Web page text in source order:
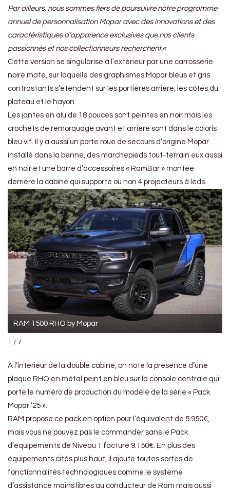
Par ailleurs, nous sommes fiers de poursuivre notre programme
annuel de personnalisation Mopar avec des innovations et des
caractéristiques d’apparence exclusives que nos clients
passionnés et nos collectionneurs recherchent.«
Cette version se singularise à l’extérieur par une carrosserie
noire mate, sur laquelle des graphismes Mopar bleus et gris
contrastants s’étendent sur les portières arrière, les côtés du
plateau et le hayon.
Les jantes en alu de 18 pouces sont peintes en noir mais les
crochets de remorquage avant et arrière sont dans le coloris
bleu vif. Il y a aussi un porte roue de secours d’origine Mopar
installé dans la benne, des marchepieds tout-terrain eux aussi
en noir et une barre d’accessoires « RamBar » montée
derrière la cabine qui supporte ou non 4 projecteurs à leds.
RAM 1500 RHO by Mopar
1 / 7
À l’intérieur de la double cabine, on note la présence d’une
plaque RHO en métal peint en bleu sur la console centrale qui
porte le numéro de production du modèle de la série « Pack
Mopar ’25 ».
RAM propose ce pack en option pour l’équivalent de 5.950€,
mais vous ne pouvez pas le commander sans le Pack
d’équipements de Niveau 1 facturé 9.150€. En plus des
équipements cités plus haut, il ajoute toutes sortes de
fonctionnalités technologiques comme le système
d’assistance mains libres au conducteur de Ram mais aussi